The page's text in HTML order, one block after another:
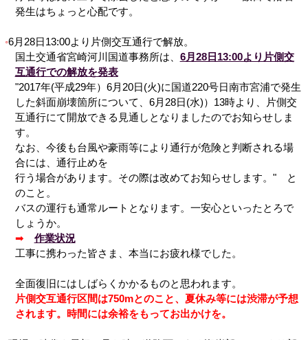
発生はちょっと心配です。
6月28日13:00より片側交互通行で解放。
国土交通省宮崎河川国道事務所は、 6月28日13:00より片側交
互通行での解放を発表
"2017年(平成29年）6月20日(火)に国道220号日南市宮浦で発生
した斜面崩壊箇所について、6月28日(水)）13時より、片側交
互通行にて開放できる見通しとなりましたのでお知らせしま
す。
なお、今後も台風や豪雨等により通行が危険と判断される場
合には、通行止めを
行う場合があります。その際は改めてお知らせします。" と
のこと。
バスの運行も通常ルートとなります。一安心といったとろで
しょうか。
➡
作業状況
工事に携わった皆さま、本当にお疲れ様でした。
全面復旧にはしばらくかかるものと思われます。
片側交互通行区間は750mとのこと、夏休み等には渋滞が予想
されます。時間には余裕をもってお出かけを。